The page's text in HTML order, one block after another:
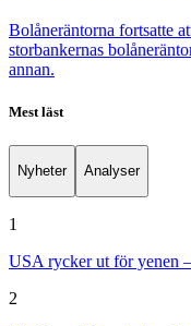
Bolåneräntorna fortsatte
storbankernas
annan.
Mest läst
Nyheter Analyser
1
USA rycker ut för yenen
2